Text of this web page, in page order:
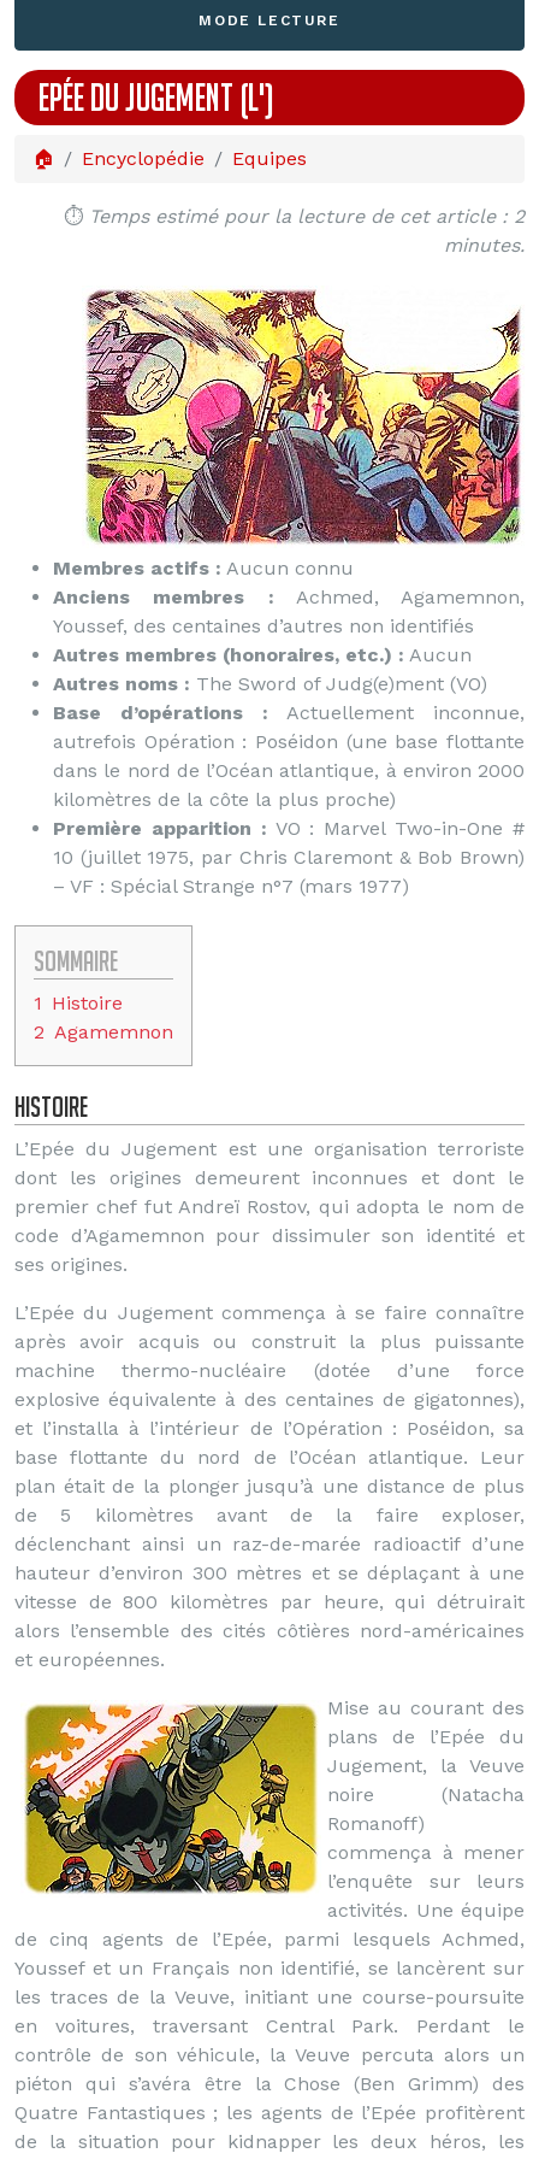
MODE LECTURE
EPÉE DU JUGEMENT (L')
🏠 Encyclopédie Equipes
⏱️ Temps estimé pour la lecture de cet article : 2
minutes.
Membres actifs : Aucun connu
Anciens membres : Achmed, Agamemnon,
Youssef, des centaines d’autres non identifiés
Autres membres (honoraires, etc.) : Aucun
Autres noms : The Sword of Judg(e)ment (VO)
Base d’opérations : Actuellement inconnue,
autrefois Opération : Poséidon (une base flottante
dans le nord de l’Océan atlantique, à environ 2000
kilomètres de la côte la plus proche)
Première apparition : VO : Marvel Two-in-One #
10 (juillet 1975, par Chris Claremont & Bob Brown)
– VF : Spécial Strange n°7 (mars 1977)
Sommaire
1 Histoire
2 Agamemnon
Histoire
L’Epée du Jugement est une organisation terroriste
dont les origines demeurent inconnues et dont le
premier chef fut Andreï Rostov, qui adopta le nom de
code d’Agamemnon pour dissimuler son identité et
ses origines.
L’Epée du Jugement commença à se faire connaître
après avoir acquis ou construit la plus puissante
machine thermo-nucléaire (dotée d’une force
explosive équivalente à des centaines de gigatonnes),
et l’installa à l’intérieur de l’Opération : Poséidon, sa
base flottante du nord de l’Océan atlantique. Leur
plan était de la plonger jusqu’à une distance de plus
de 5 kilomètres avant de la faire exploser,
déclenchant ainsi un raz-de-marée radioactif d’une
hauteur d’environ 300 mètres et se déplaçant à une
vitesse de 800 kilomètres par heure, qui détruirait
alors l’ensemble des cités côtières nord-américaines
et européennes.
Mise au courant des
plans de l’Epée du
Jugement, la Veuve
noire (Natacha
Romanoff)
commença à mener
l’enquête sur leurs
activités. Une équipe
de cinq agents de l’Epée, parmi lesquels Achmed,
Youssef et un Français non identifié, se lancèrent sur
les traces de la Veuve, initiant une course-poursuite
en voitures, traversant Central Park. Perdant le
contrôle de son véhicule, la Veuve percuta alors un
piéton qui s’avéra être la Chose (Ben Grimm) des
Quatre Fantastiques ; les agents de l’Epée profitèrent
de la situation pour kidnapper les deux héros, les